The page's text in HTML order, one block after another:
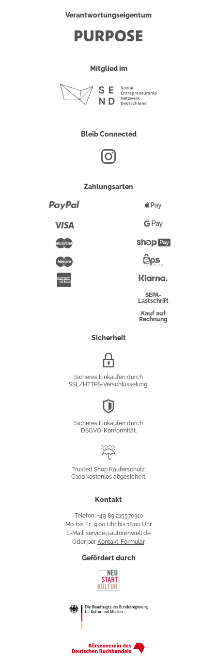
Verantwortungseigentum
Mitglied im
Bleib Connected
Zahlungsarten
Maestro
Pay
Google
Pay
Überweisung
SEPA-
Lastschrift
Kauf auf
Rechnung
Sicherheit
Sicheres Einkaufen durch
SSL/HTTPS-Verschlüsselung.
Sicheres Einkaufen durch
DSGVO-Konformität.
Käuferschutz
Trusted Shop Käuferschutz
€100 kostenlos abgesichert.
Kontakt
Telefon: +49 89 215570310
Mo. bis Fr., 9:00 Uhr bis 18:00 Uhr
E-Mail: service@autorenwelt.de
Oder per Kontakt-Formular.
Gefördert durch